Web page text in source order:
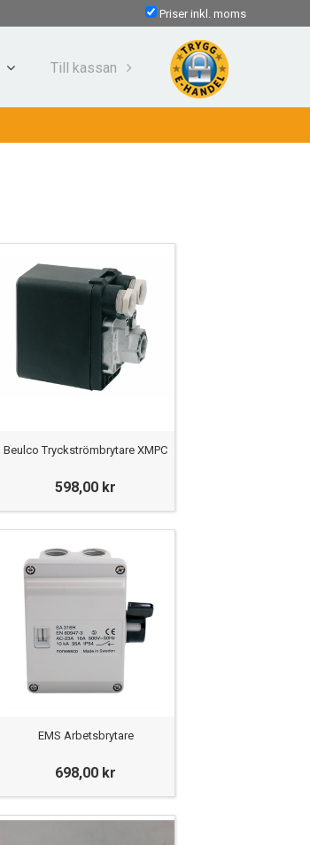
Priser inkl. moms
Till kassan
Beulco Tryckströmbrytare XMPC
598,00 kr
EMS Arbetsbrytare
698,00 kr